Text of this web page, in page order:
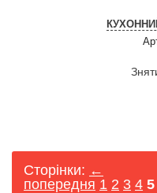
Сторінки: ←
попередня 1 2 3 4 5